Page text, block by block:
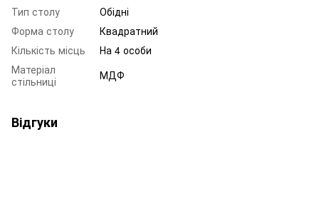
Тип столу
Обідні
Форма столу
Квадратний
Кількість місць
На 4 особи
Матеріал
стільниці
МДФ
Відгуки